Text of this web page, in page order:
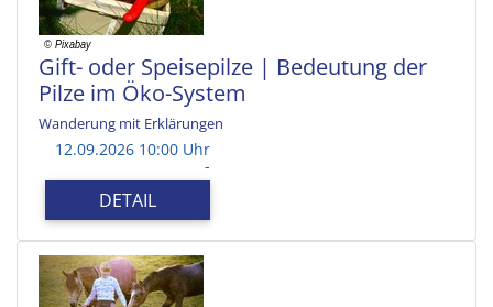
Gift- oder Speisepilze | Bedeutung der
Pilze im Öko-System
Wanderung mit Erklärungen
12.09.2026 10:00 Uhr
-
DETAIL